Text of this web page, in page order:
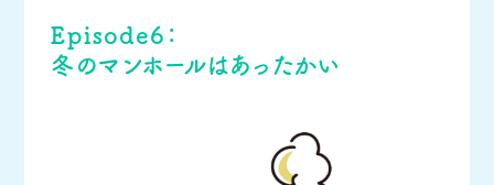
Episode6：
冬のマンホールはあったかい